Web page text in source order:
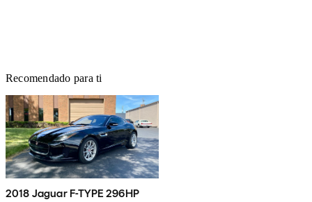
Recomendado para ti
2018 Jaguar F-TYPE 296HP